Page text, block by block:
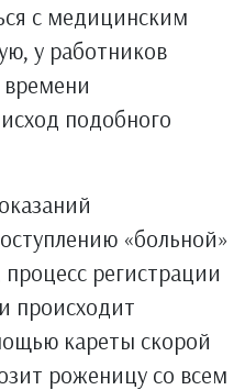
с медицинским
у работников
времени
подобного
«больной»
регистрации
происходит
кареты скорой
роженицу со всем